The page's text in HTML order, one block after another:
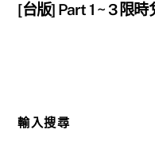
[台版] Part 1 ~ 3 限時
輸入搜尋